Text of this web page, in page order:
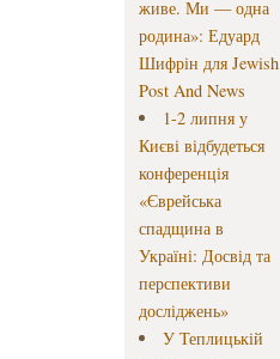
живе. Ми — одна
родина»: Едуард
Шифрін для Jewish
Post And News
1-2 липня у
Києві відбудеться
конференція
«Єврейська
спадщина в
Україні: Досвід та
перспективи
досліджень»
У Теплицькій